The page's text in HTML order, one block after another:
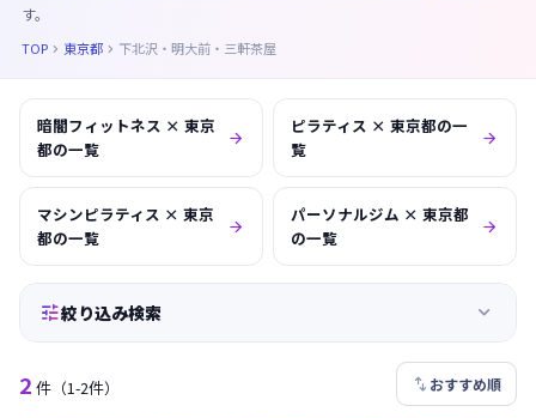
す。
TOP  東京都  下北沢・明大前・三軒茶屋
暗闇フィットネス × 東京
都の一覧

ピラティス × 東京都の一
覧

マシンピラティス × 東京
都の一覧

パーソナルジム × 東京都
の一覧

絞り込み検索 
2 件 （1-2件）  おすすめ順